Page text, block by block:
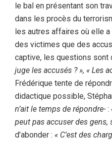
le bal en présentant son
dans les procès du
les autres affaires où elle
des victimes que des
captive, les questions sont
juge les accusés ? », « Les
Frédérique tente de
didactique possible,
n’ait le temps de répondre- :
peut pas accuser des gens,
d’abonder : « C’est des